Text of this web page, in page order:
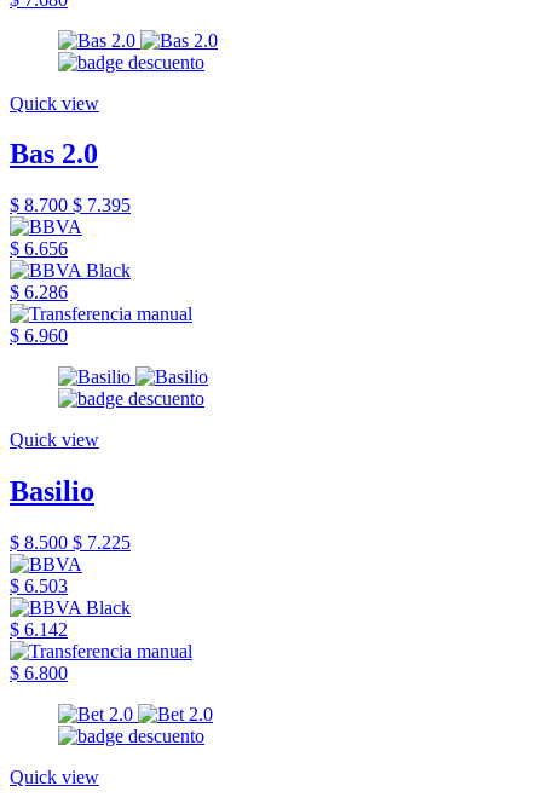
Quick view
Bas 2.0
$ 8.700 $ 7.395
$ 6.656
$ 6.286
$ 6.960
Quick view
Basilio
$ 8.500 $ 7.225
$ 6.503
$ 6.142
$ 6.800
Quick view